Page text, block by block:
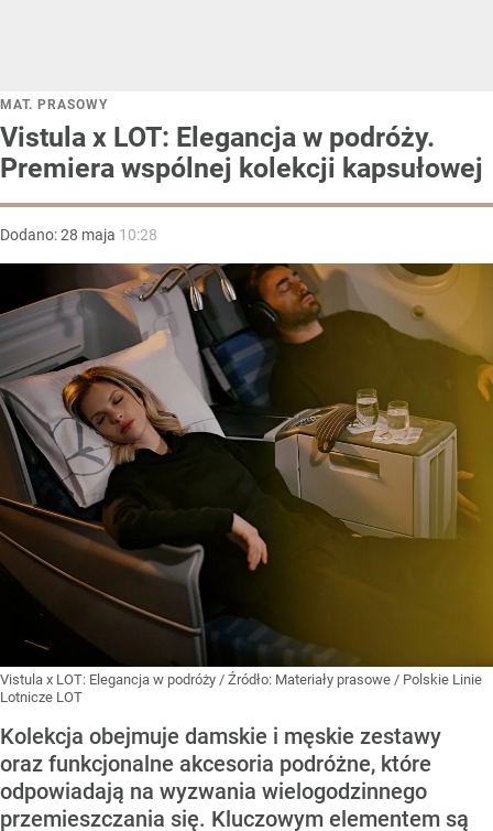
MAT. PRASOWY
Vistula x LOT: Elegancja w podróży.
Premiera wspólnej kolekcji kapsułowej
Dodano:28 maja 10:28
Vistula x LOT: Elegancja w podróży / Źródło: Materiały prasowe / Polskie Linie
Lotnicze LOT
Kolekcja obejmuje damskie i męskie zestawy
oraz funkcjonalne akcesoria podróżne, które
odpowiadają na wyzwania wielogodzinnego
przemieszczania się. Kluczowym elementem są